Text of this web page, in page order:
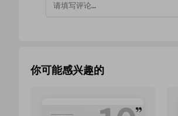
你可能感兴趣的